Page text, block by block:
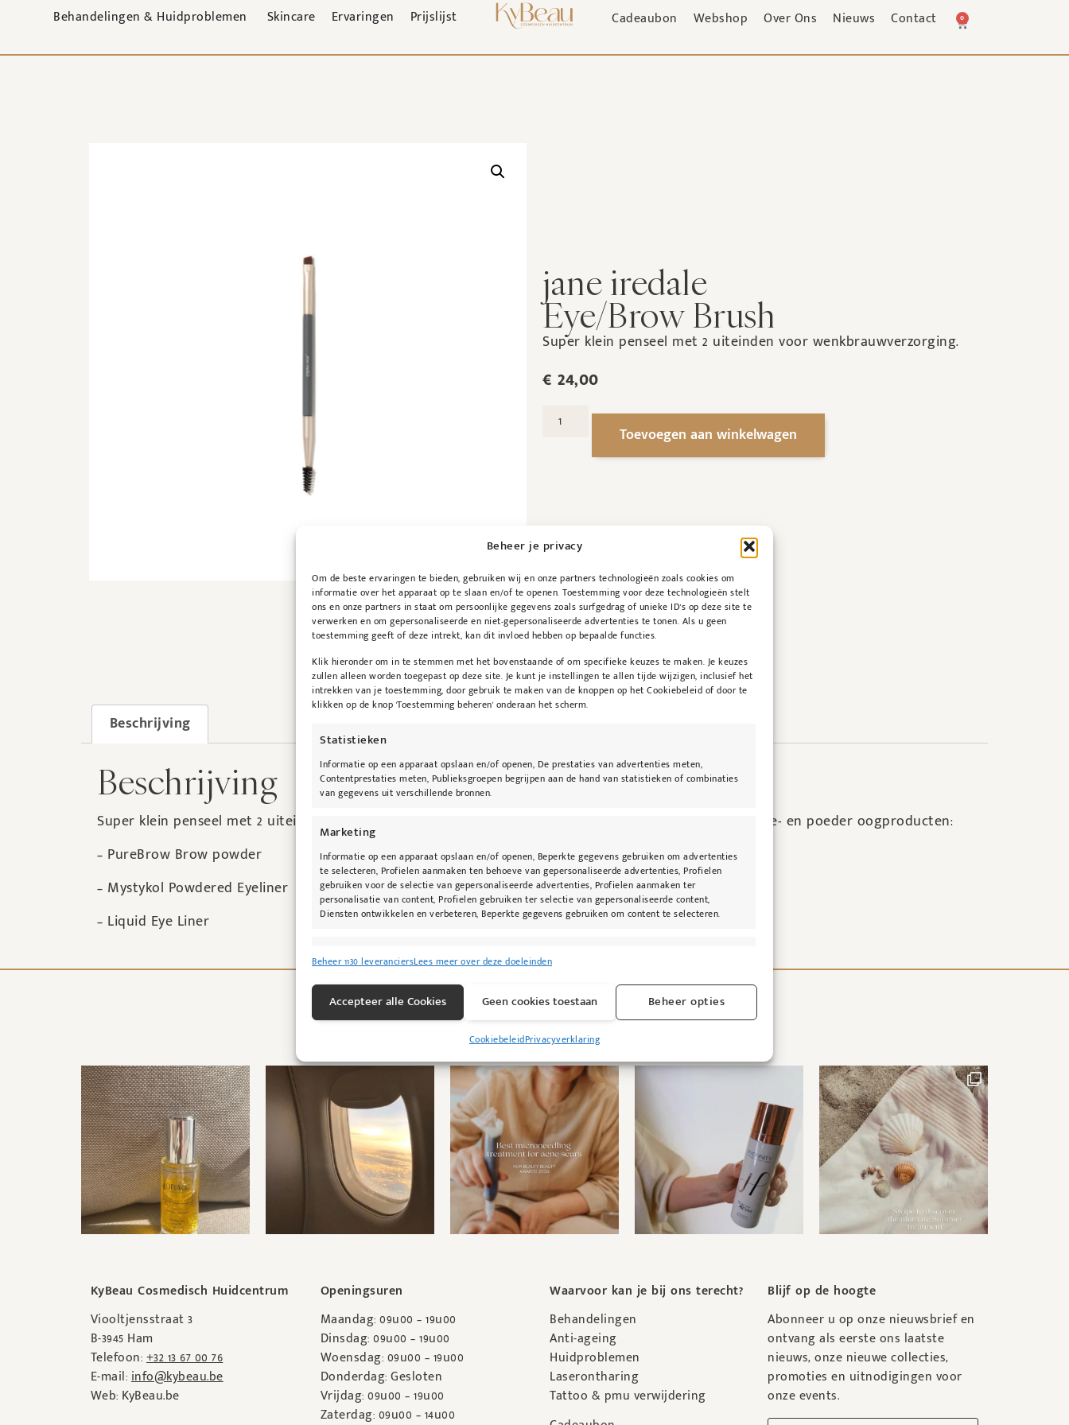
Beheer je privacy
Om de beste ervaringen te bieden, gebruiken wij en onze partners technologieën zoals cookies om
informatie over het apparaat op te slaan en/of te openen. Toestemming voor deze technologieën stelt
ons en onze partners in staat om persoonlijke gegevens zoals surfgedrag of unieke ID's op deze site te
verwerken en om gepersonaliseerde en niet-gepersonaliseerde advertenties te tonen. Als u geen
toestemming geeft of deze intrekt, kan dit invloed hebben op bepaalde functies.
Klik hieronder om in te stemmen met het bovenstaande of om specifieke keuzes te maken. Je keuzes
zullen alleen worden toegepast op deze site. Je kunt je instellingen te allen tijde wijzigen, inclusief het
intrekken van je toestemming, door gebruik te maken van de knoppen op het Cookiebeleid of door te
klikken op de knop 'Toestemming beheren' onderaan het scherm.
Statistieken
Informatie op een apparaat opslaan en/of openen, De prestaties van advertenties meten,
Contentprestaties meten, Publieksgroepen begrijpen aan de hand van statistieken of combinaties
van gegevens uit verschillende bronnen.
Marketing
Informatie op een apparaat opslaan en/of openen, Beperkte gegevens gebruiken om advertenties
te selecteren, Profielen aanmaken ten behoeve van gepersonaliseerde advertenties, Profielen
gebruiken voor de selectie van gepersonaliseerde advertenties, Profielen aanmaken ter
personalisatie van content, Profielen gebruiken ter selectie van gepersonaliseerde content,
Diensten ontwikkelen en verbeteren, Beperkte gegevens gebruiken om content te selecteren.
Toepassingen
Verschillende apparaten linken, Apparaten identificeren op basis van automatisch
verzonden informatie.
Zorg dragen voor beveiliging, fraude voorkomen en detecteren en
fouten opsporen, Advertenties en content leveren en tonen.
Beheer 1130 leveranciersLees meer over deze doeleinden
Accepteer alle Cookies Geen cookies toestaan Beheer opties
CookiebeleidPrivacyverklaring
Behandelingen & Huidproblemen Skincare Ervaringen Prijslijst Cadeaubon Webshop Over Ons Nieuws Contact 0
jane iredale
Eye/Brow Brush
Super klein penseel met 2 uiteinden voor wenkbrauwverzorging.
€ 24,00
Toevoegen aan winkelwagen
Beschrijving
Beschrijving
Super klein penseel met 2 uiteinden voor wenkbrauwverzorging en het aanbrengen van vloeibare, crème- en poeder oogproducten:
– PureBrow Brow powder
– Mystykol Powdered Eyeliner
– Liquid Eye Liner
@kybeau
KyBeau Cosmedisch Huidcentrum
Viooltjensstraat 3
B-3945 Ham
Telefoon:+32 13 67 00 76
E-mail:info@kybeau.be
Web: KyBeau.be
Openingsuren
Maandag: 09u00 – 19u00
Dinsdag: 09u00 – 19u00
Woensdag: 09u00 – 19u00
Donderdag: Gesloten
Vrijdag: 09u00 – 19u00
Zaterdag: 09u00 – 14u00
Waarvoor kan je bij ons terecht?
Behandelingen
Anti-ageing
Huidproblemen
Laserontharing
Tattoo & pmu verwijdering
Blijf op de hoogte
Abonneer u op onze nieuwsbrief en
ontvang als eerste ons laatste
nieuws, onze nieuwe collecties,
promoties en uitnodigingen voor
onze events.